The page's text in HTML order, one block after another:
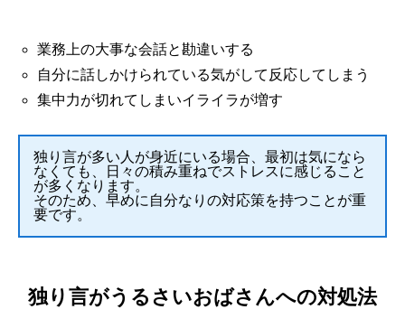
業務上の大事な会話と勘違いする
自分に話しかけられている気がして反応してしまう
集中力が切れてしまいイライラが増す
独り言が多い人が身近にいる場合、最初は気になら
なくても、日々の積み重ねでストレスに感じること
が多くなります。
そのため、早めに自分なりの対応策を持つことが重
要です。
独り言がうるさいおばさんへの対処法